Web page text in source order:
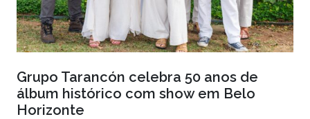
Grupo Tarancón celebra 50 anos de
álbum histórico com show em Belo
Horizonte